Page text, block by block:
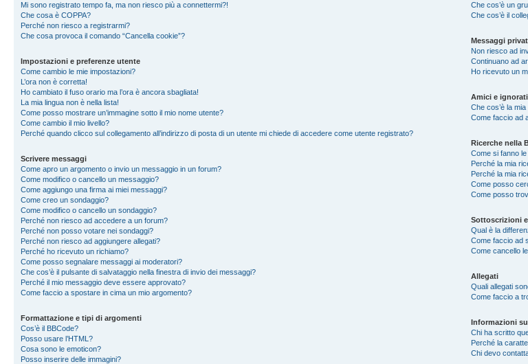
Mi sono registrato tempo fa, ma non riesco più a connettermi?!
Che cosa è COPPA?
Perché non riesco a registrarmi?
Che cosa provoca il comando “Cancella cookie”?
Impostazioni e preferenze utente
Come cambio le mie impostazioni?
L’ora non è corretta!
Ho cambiato il fuso orario ma l’ora è ancora sbagliata!
La mia lingua non è nella lista!
Come posso mostrare un’immagine sotto il mio nome utente?
Come cambio il mio livello?
Perché quando clicco sul collegamento all’indirizzo di posta di un utente mi chiede di accedere come utente registrato?
Scrivere messaggi
Come apro un argomento o invio un messaggio in un forum?
Come modifico o cancello un messaggio?
Come aggiungo una firma ai miei messaggi?
Come creo un sondaggio?
Come modifico o cancello un sondaggio?
Perché non riesco ad accedere a un forum?
Perché non posso votare nei sondaggi?
Perché non riesco ad aggiungere allegati?
Perché ho ricevuto un richiamo?
Come posso segnalare messaggi ai moderatori?
Che cos’è il pulsante di salvataggio nella finestra di invio dei messaggi?
Perché il mio messaggio deve essere approvato?
Come faccio a spostare in cima un mio argomento?
Formattazione e tipi di argomenti
Cos’è il BBCode?
Posso usare l’HTML?
Cosa sono le emoticon?
Posso inserire delle immagini?
Che cos’è un
Che cos’è il
Messaggi
Non riesco ad
Continuano ad
Ho ricevuto un
Amici e ignorati
Che cos’è la
Come faccio ad
Ricerche nella
Come si fanno
Perché la mia
Perché la mia
Come posso
Come posso
Sottoscrizioni
Qual è la
Come faccio ad
Come cancello
Allegati
Quali allegati
Come faccio a
Informazioni
Chi ha scritto
Perché la
Chi devo